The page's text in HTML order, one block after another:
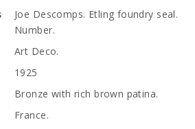
Joe Descomps. Etling foundry seal.
Number.
Art Deco.
1925
Bronze with rich brown patina.
France.